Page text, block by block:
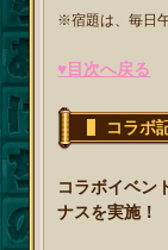
※宿題は、毎日
♥目次へ戻る
コラボ
コラボイベン
ナスを実施！